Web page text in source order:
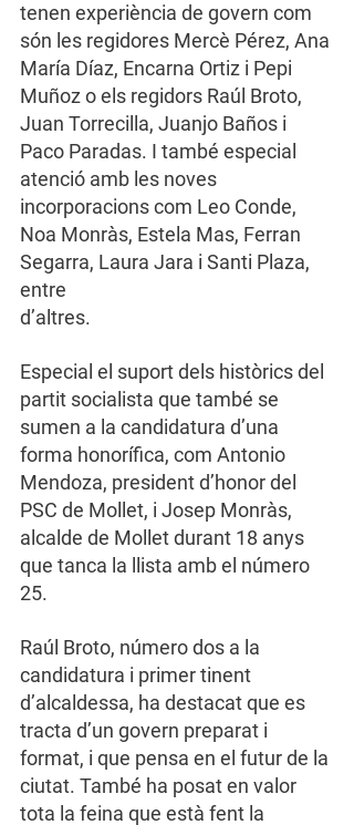
tenen experiència de govern com
són les regidores Mercè Pérez, Ana
María Díaz, Encarna Ortiz i Pepi
Muñoz o els regidors Raúl Broto,
Juan Torrecilla, Juanjo Baños i
Paco Paradas. I també especial
atenció amb les noves
incorporacions com Leo Conde,
Noa Monràs, Estela Mas, Ferran
Segarra, Laura Jara i Santi Plaza,
entre
d’altres.
Especial el suport dels històrics del
partit socialista que també se
sumen a la candidatura d’una
forma honorífica, com Antonio
Mendoza, president d’honor del
PSC de Mollet, i Josep Monràs,
alcalde de Mollet durant 18 anys
que tanca la llista amb el número
25.
Raúl Broto, número dos a la
candidatura i primer tinent
d’alcaldessa, ha destacat que es
tracta d’un govern preparat i
format, i que pensa en el futur de la
ciutat. També ha posat en valor
tota la feina que està fent la